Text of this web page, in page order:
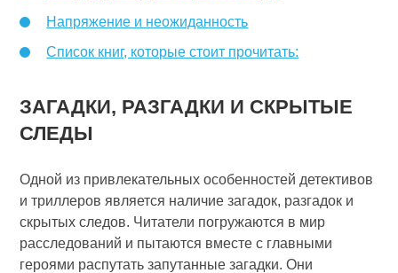
Напряжение и неожиданность
Список книг, которые стоит прочитать:
ЗАГАДКИ, РАЗГАДКИ И СКРЫТЫЕ
СЛЕДЫ
Одной из привлекательных особенностей детективов
и триллеров является наличие загадок, разгадок и
скрытых следов. Читатели погружаются в мир
расследований и пытаются вместе с главными
героями распутать запутанные загадки. Они